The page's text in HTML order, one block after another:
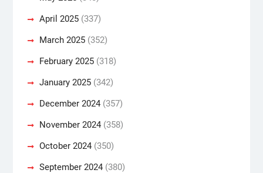
April 2025(337)
March 2025(352)
February 2025(318)
January 2025(342)
December 2024(357)
November 2024(358)
October 2024(350)
September 2024(380)